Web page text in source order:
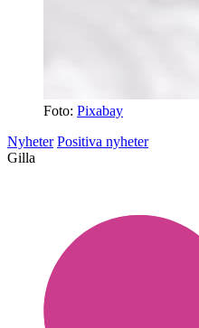
Foto: Pixabay
Nyheter Positiva nyheter
Gilla